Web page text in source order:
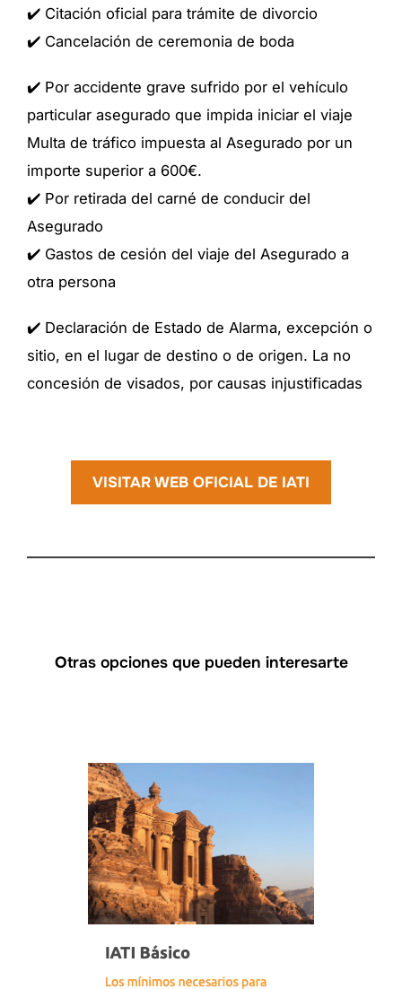
✔️ Citación oficial para trámite de divorcio
✔️ Cancelación de ceremonia de boda
✔️ Por accidente grave sufrido por el vehículo
particular asegurado que impida iniciar el viaje
Multa de tráfico impuesta al Asegurado por un
importe superior a 600€.
✔️ Por retirada del carné de conducir del
Asegurado
✔️ Gastos de cesión del viaje del Asegurado a
otra persona
✔️ Declaración de Estado de Alarma, excepción o
sitio, en el lugar de destino o de origen. La no
concesión de visados, por causas injustificadas
VISITAR WEB OFICIAL DE IATI
Otras opciones que pueden interesarte